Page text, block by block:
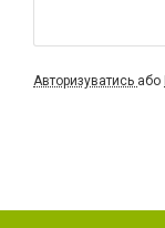
Авторизуватись або